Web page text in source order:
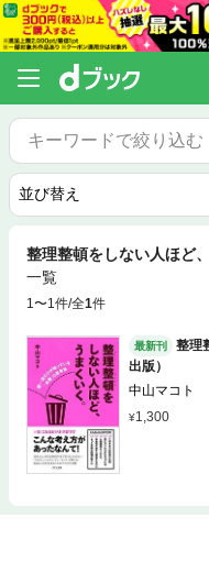
整理整頓をしない人ほど
一覧
1〜1件/全1件
最新刊
整理
出版）
中山マコト
1,300